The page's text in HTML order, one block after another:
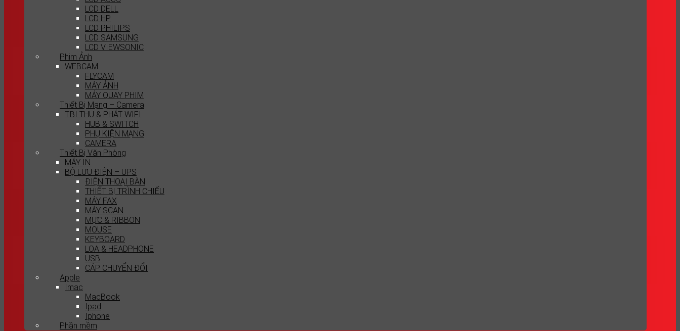
LCD DELL
LCD HP
LCD PHILIPS
LCD SAMSUNG
LCD VIEWSONIC
Phim Ảnh
WEBCAM
FLYCAM
MÁY ẢNH
MÁY QUAY PHIM
Thiết Bị Mạng – Camera
T.BI THU & PHÁT WIFI
HUB & SWITCH
PHỤ KIỆN MẠNG
CAMERA
Thiết Bị Văn Phòng
MÁY IN
BỘ LƯU ĐIỆN – UPS
ĐIỆN THOẠI BÀN
THIẾT BỊ TRÌNH CHIẾU
MÁY FAX
MÁY SCAN
MỰC & RIBBON
MOUSE
KEYBOARD
LOA & HEADPHONE
USB
CÁP CHUYỂN ĐỔI
Apple
Imac
MacBook
Ipad
Iphone
Phần mềm